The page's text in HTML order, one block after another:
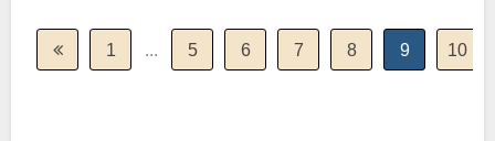
1 ... 5 6 7 8 9 10